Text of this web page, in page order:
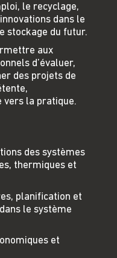
le recyclage,
dans le
stockage du futur.
aux
d’évaluer,
des projets de
vers la pratique.
des systèmes
thermiques et
planification et
le système
et